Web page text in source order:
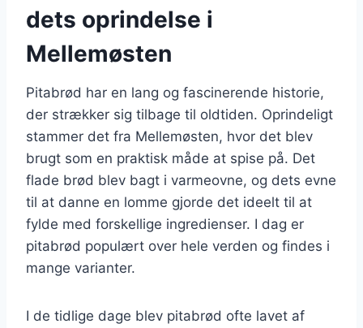
dets oprindelse i
Mellemøsten
Pitabrød har en lang og fascinerende historie,
der strækker sig tilbage til oldtiden. Oprindeligt
stammer det fra Mellemøsten, hvor det blev
brugt som en praktisk måde at spise på. Det
flade brød blev bagt i varmeovne, og dets evne
til at danne en lomme gjorde det ideelt til at
fylde med forskellige ingredienser. I dag er
pitabrød populært over hele verden og findes i
mange varianter.
I de tidlige dage blev pitabrød ofte lavet af